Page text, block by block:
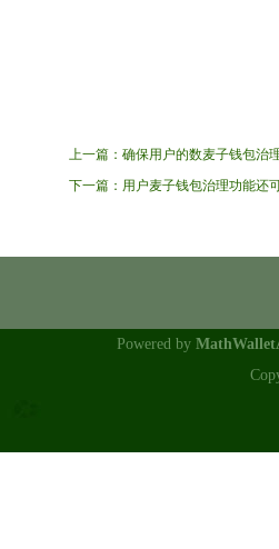
上一篇： 确保用户的数麦子钱包治
下一篇： 用户麦子钱包治理功能还
Powered by